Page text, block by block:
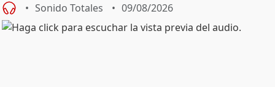
Sonido Totales 09/08/2026